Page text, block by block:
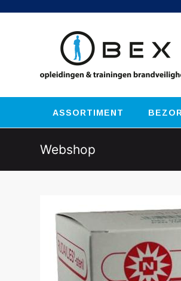
ASSORTIMENT
Webshop